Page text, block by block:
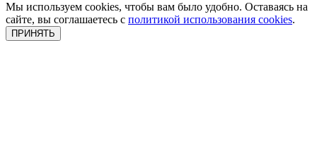
Мы используем cookies, чтобы вам было удобно. Оставаясь на
сайте, вы соглашаетесь с политикой использования cookies.
ПРИНЯТЬ